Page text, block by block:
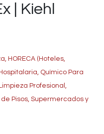
| Kiehl
, HORECA (Hoteles,
, Químico Para
Profesional ,
Pisos, Supermercados y